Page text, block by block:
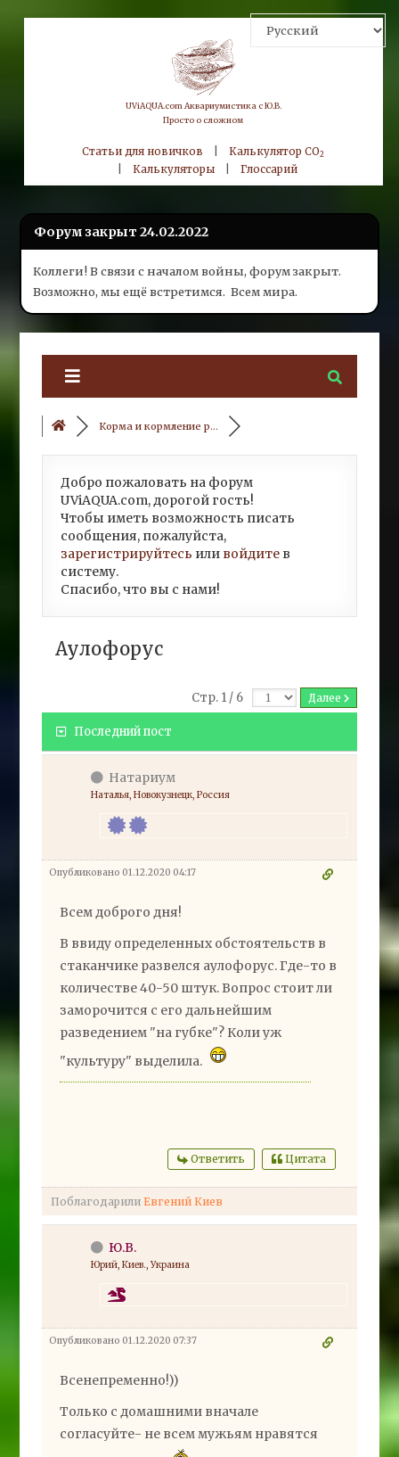
UViAQUA.com Аквариумистика с Ю.В.
Просто о сложном
Статьи для новичков |Калькулятор CO2
Калькуляторы| Глоссарий
Форум закрыт 24.02.2022
Коллеги! В связи с началом войны, форум закрыт.
Возможно, мы ещё встретимся. Всем мира.
Корма и кормление р...
Добро пожаловать на форум
UViAQUA.com, дорогой гость!
Чтобы иметь возможность писать
сообщения, пожалуйста,
зарегистрируйтесь или войдите в
систему.
Спасибо, что вы с нами!
Аулофорус
Стр. 1 / 6 Далее
Последний пост
Натариум
Наталья, Новокузнецк, Россия
Опубликовано 01.12.2020 04:17
Всем доброго дня!
В ввиду определенных обстоятельств в
стаканчике развелся аулофорус. Где-то в
количестве 40-50 штук. Вопрос стоит ли
заморочится с его дальнейшим
разведением "на губке"? Коли уж
"культуру" выделила.
Ответить Цитата
ПоблагодарилиЕвгений Киев
Ю.В.
Юрий, Киев., Украина
Опубликовано 01.12.2020 07:37
Всенепременно!))
Только с домашними вначале
согласуйте- не всем мужьям нравятся